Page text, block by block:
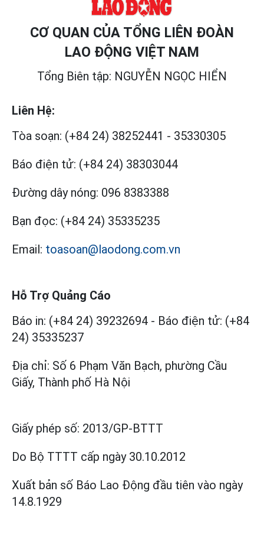
CƠ QUAN CỦA TỔNG LIÊN ĐOÀN
LAO ĐỘNG VIỆT NAM
Tổng Biên tập: NGUYỄN NGỌC HIỂN
Liên Hệ:
Tòa soạn: (+84 24) 38252441 - 35330305
Báo điện tử: (+84 24) 38303044
Đường dây nóng: 096 8383388
Bạn đọc: (+84 24) 35335235
Email: toasoan@laodong.com.vn
Hỗ Trợ Quảng Cáo
Báo in: (+84 24) 39232694 - Báo điện tử: (+84
24) 35335237
Địa chỉ: Số 6 Phạm Văn Bạch, phường Cầu
Giấy, Thành phố Hà Nội
Giấy phép số: 2013/GP-BTTT
Do Bộ TTTT cấp ngày 30.10.2012
Xuất bản số Báo Lao Động đầu tiên vào ngày
14.8.1929